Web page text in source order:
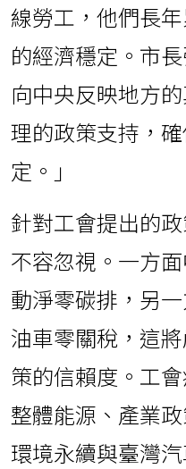
線勞工，他們長
的經濟穩定。市
向中央反映地方
理的政策支持，
定。」
針對工會提出的
不容忽視。一方
動淨零碳排，另
油車零關稅，這
策的信賴度。工
整體能源、產業
環境永續與臺灣